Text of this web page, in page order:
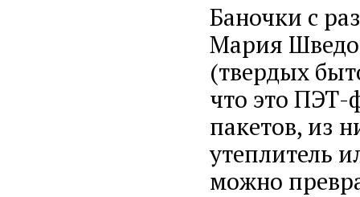
Баночки с
Мария
(твердых
что это ПЭТ-
пакетов, из
утеплитель
можно